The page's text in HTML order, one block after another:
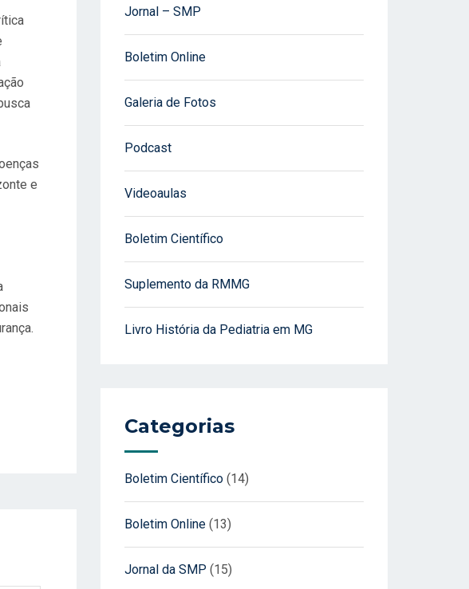
e
Jornal – SMP
Boletim Online
Galeria de Fotos
Podcast
Videoaulas
Boletim Científico
Suplemento da RMMG
Livro História da Pediatria em MG
Categorias
Boletim Científico (14)
Boletim Online (13)
Jornal da SMP (15)